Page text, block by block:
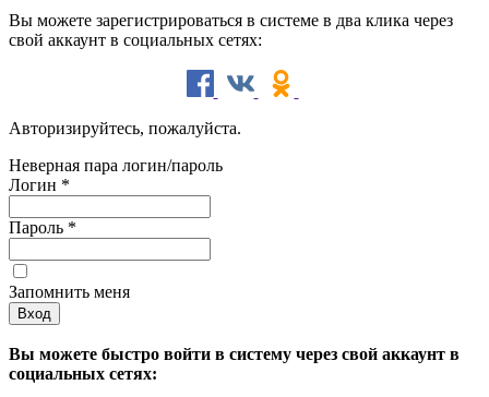
Вы можете зарегистрироваться в системе в два клика через
свой аккаунт в социальных сетях:
Авторизируйтесь, пожалуйста.
Неверная пара логин/пароль
Логин *
Пароль *
Запомнить меня
Вы можете быстро войти в систему через свой аккаунт в
социальных сетях: